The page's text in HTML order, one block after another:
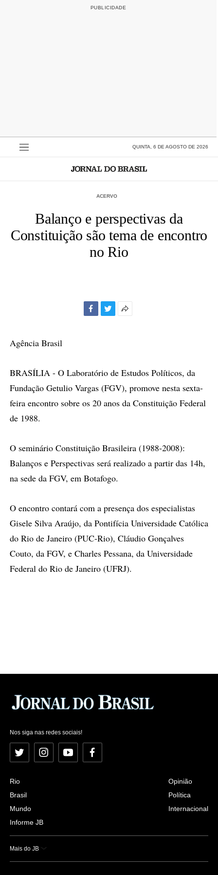
QUINTA, 6 DE AGOSTO DE 2026
ACERVO
Balanço e perspectivas da
Constituição são tema de encontro
no Rio
Agência Brasil
BRASÍLIA - O Laboratório de Estudos Políticos, da
Fundação Getulio Vargas (FGV), promove nesta sexta-
feira encontro sobre os 20 anos da Constituição Federal
de 1988.
O seminário Constituição Brasileira (1988-2008):
Balanços e Perspectivas será realizado a partir das 14h,
na sede da FGV, em Botafogo.
O encontro contará com a presença dos especialistas
Gisele Silva Araújo, da Pontifícia Universidade Católica
do Rio de Janeiro (PUC-Rio), Cláudio Gonçalves
Couto, da FGV, e Charles Pessana, da Universidade
Federal do Rio de Janeiro (UFRJ).
Nos siga nas redes sociais!
Twitter InstagramYouTubeFacebook
Rio
Brasil
Mundo
Informe JB
Opinião
Política
Internacional
Mais do JB
Esportes